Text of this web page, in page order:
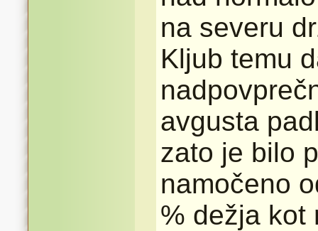
na severu
Kljub temu
avgusta
zato je bilo
namočeno
% dežja kot